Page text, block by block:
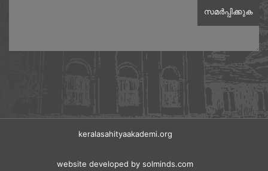
keralasahityaakademi.org
website developed by solminds.com